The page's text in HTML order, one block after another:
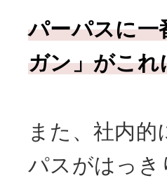
パーパスに一
ガン」がこれ
また、社内
パスがはっき